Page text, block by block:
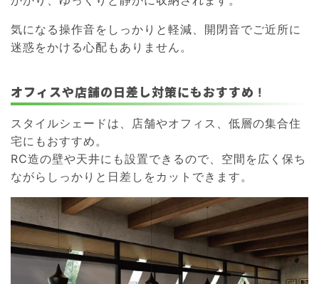
気になる操作音をしっかりと軽減、開閉音でご近所に
迷惑をかける心配もありません。
オフィスや店舗の日差し対策にもおすすめ !
スタイルシェードは、店舗やオフィス、低層の集合住
宅にもおすすめ。
RC造の壁や天井にも設置できるので、空間を広く保ち
ながらしっかりと日差しをカットできます。